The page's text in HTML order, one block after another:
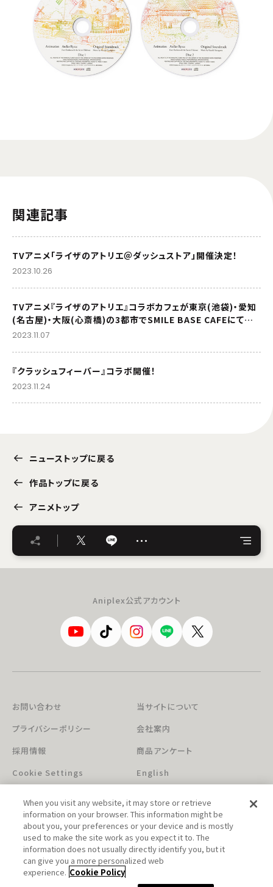
関連記事
TVアニメ「ライザのアトリエ＠ダッシュストア」開催決定！
2023.10.26
TVアニメ『ライザのアトリエ』コラボカフェが東京(池袋)・愛知
(名古屋)・大阪(心斎橋)の3都市でSMILE BASE CAFEにて開
催決定！
2023.11.07
『クラッシュフィーバー』コラボ開催！
2023.11.24
ニューストップに戻る
作品トップに戻る
アニメトップ
…
Aniplex公式アカウント
お問い合わせ
当サイトについて
プライバシーポリシー
会社案内
採用情報
商品アンケート
Cookie Settings
English
このホームページに掲載されている著作物の無断利用を禁じます。
When you visit any website, it may store or retrieve
information on your browser. This information might be
about you, your preferences or your device and is mostly
used to make the site work as you expect it to. The
information does not usually directly identify you, but it
can give you a more personalized web
experience. Cookie Policy